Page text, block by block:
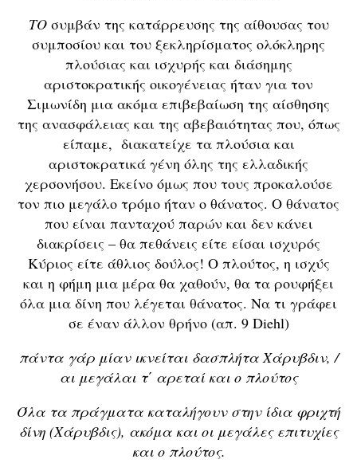
ΤΟσυμβάν της κατάρρευσης της αίθουσας του
συμποσίου και του ξεκληρίσματος ολόκληρης
πλούσιας και ισχυρής και διάσημης
αριστοκρατικής οικογένειας ήταν για τον
Σιμωνίδη μια ακόμα επιβεβαίωση της αίσθησης
της ανασφάλειας και της αβεβαιότητας που, όπως
είπαμε, διακατείχε τα πλούσια και
αριστοκρατικά γένη όλης της ελλαδικής
χερσονήσου. Εκείνο όμως που τους προκαλούσε
τον πιο μεγάλο τρόμο ήταν ο θάνατος. Ο θάνατος
που είναι πανταχού παρών και δεν κάνει
διακρίσεις – θα πεθάνεις είτε είσαι ισχυρός
Κύριος είτε άθλιος δούλος! Ο πλούτος, η ισχύς
και η φήμη μια μέρα θα χαθούν, θα τα ρουφήξει
όλα μια δίνη που λέγεται θάνατος. Να τι γράφει
σε έναν άλλον θρήνο (απ. 9 Diehl)
πάντα γάρ μίαν ικνείται δασπλήτα Χάρυβδιν, /
αι μεγάλαι τ΄ αρεταί και ο πλούτος
Όλα τα πράγματα καταλήγουν στην ίδια φριχτή
δίνη (Χάρυβδις), ακόμα και οι μεγάλες επιτυχίες
και ο πλούτος.